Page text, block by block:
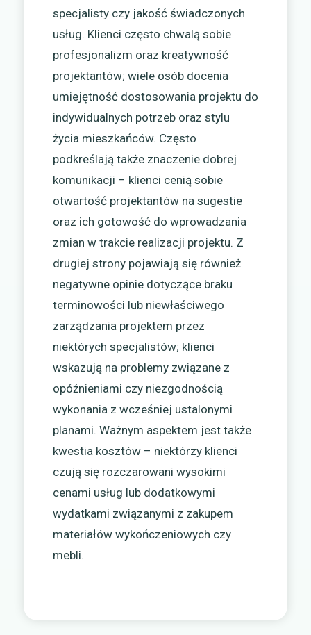
specjalisty czy jakość świadczonych
usług. Klienci często chwalą sobie
profesjonalizm oraz kreatywność
projektantów; wiele osób docenia
umiejętność dostosowania projektu do
indywidualnych potrzeb oraz stylu
życia mieszkańców. Często
podkreślają także znaczenie dobrej
komunikacji – klienci cenią sobie
otwartość projektantów na sugestie
oraz ich gotowość do wprowadzania
zmian w trakcie realizacji projektu. Z
drugiej strony pojawiają się również
negatywne opinie dotyczące braku
terminowości lub niewłaściwego
zarządzania projektem przez
niektórych specjalistów; klienci
wskazują na problemy związane z
opóźnieniami czy niezgodnością
wykonania z wcześniej ustalonymi
planami. Ważnym aspektem jest także
kwestia kosztów – niektórzy klienci
czują się rozczarowani wysokimi
cenami usług lub dodatkowymi
wydatkami związanymi z zakupem
materiałów wykończeniowych czy
mebli.